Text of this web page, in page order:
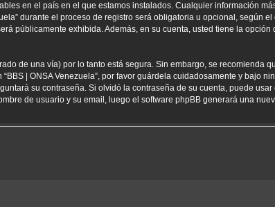
en el país en el que estamos instalados. Cualquier información
durante el proceso de registro será obligatoria u opcional, según
públicamente exhibida. Además, en su cuenta, usted tiene la
de una vía) por lo tanto está segura. Sin embargo, se recomienda
| ONSA Venezuela”, por favor guárdela cuidadosamente y bajo
su contraseña. Si olvidó la contraseña de su cuenta, puede
de usuario y su email, luego el software phpBB generará una